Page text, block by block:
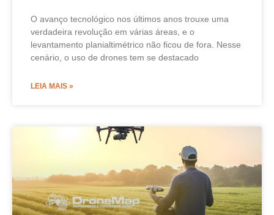
O avanço tecnológico nos últimos anos trouxe uma
verdadeira revolução em várias áreas, e o
levantamento planialtimétrico não ficou de fora. Nesse
cenário, o uso de drones tem se destacado
LEIA MAIS »